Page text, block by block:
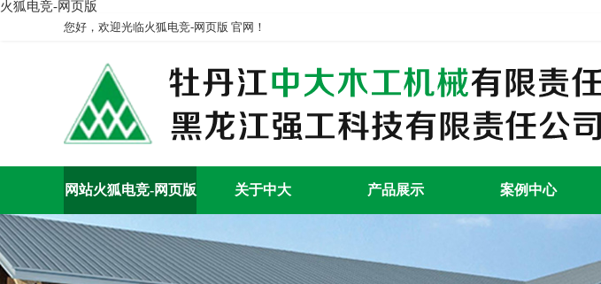
火狐电竞-网页版
您好，欢迎光临火狐电竞-网页版 官网！
网站火狐电竞-网页版 关于中大 产品展示 案例中心